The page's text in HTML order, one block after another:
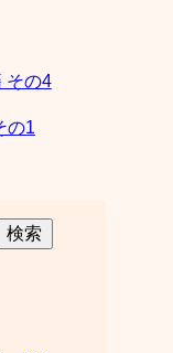
その4
の1
検索